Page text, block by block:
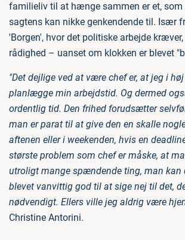
familieliv til at hænge sammen er et, som
sagtens kan nikke genkendende til. Især
'Borgen', hvor det politiske arbejde
rådighed – uanset om klokken er blevet
"Det dejlige ved at være chef er, at jeg i
planlægge min arbejdstid. Og dermed
ordentlig tid. Den frihed forudsætter
man er parat til at give den en skalle
aftenen eller i weekenden, hvis en
største problem som chef er måske, at
utroligt mange spændende ting, man kan
blevet vanvittig god til at sige nej til det,
nødvendigt. Ellers ville jeg aldrig være
Christine Antorini.